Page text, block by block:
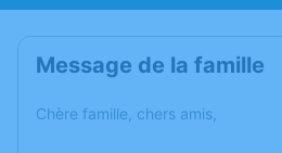
Message de la famille
Chère famille, chers amis,